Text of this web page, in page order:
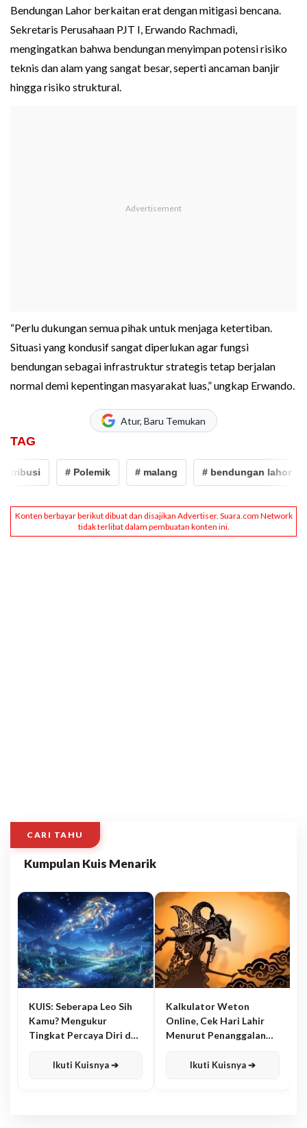
Bendungan Lahor berkaitan erat dengan mitigasi bencana.
Sekretaris Perusahaan PJT I, Erwando Rachmadi,
mengingatkan bahwa bendungan menyimpan potensi risiko
teknis dan alam yang sangat besar, seperti ancaman banjir
hingga risiko struktural.
“Perlu dukungan semua pihak untuk menjaga ketertiban.
Situasi yang kondusif sangat diperlukan agar fungsi
bendungan sebagai infrastruktur strategis tetap berjalan
normal demi kepentingan masyarakat luas,” ungkap Erwando.
Atur, Baru Temukan
TAG
# Polemik # malang # bendungan lahor
CARI TAHU
Kumpulan Kuis Menarik
KUIS: Seberapa Leo Sih
Kamu? Mengukur
Tingkat Percaya Diri dan
Ikuti Kuisnya ➔
Kalkulator Weton
Online, Cek Hari Lahir
Menurut Penanggalan
Ikuti Kuisnya ➔